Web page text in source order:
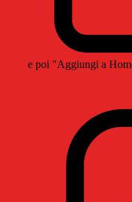
e poi "Aggiungi a